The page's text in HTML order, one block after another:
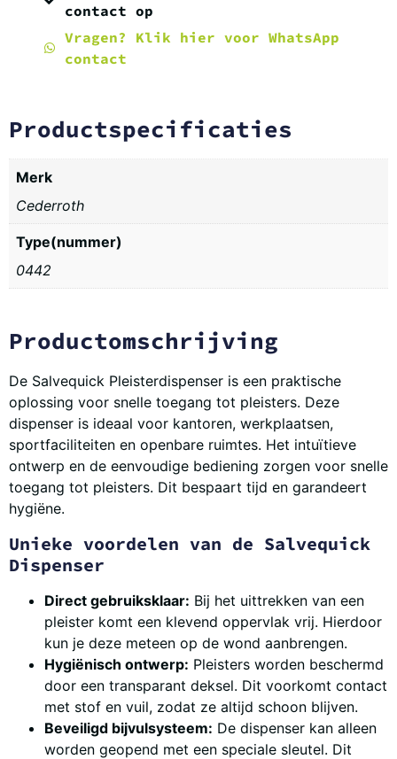
contact op
Vragen? Klik hier voor WhatsApp
contact
Productspecificaties
Merk
Cederroth
Type(nummer)
0442
Productomschrijving
De Salvequick Pleisterdispenser is een praktische
oplossing voor snelle toegang tot pleisters. Deze
dispenser is ideaal voor kantoren, werkplaatsen,
sportfaciliteiten en openbare ruimtes. Het intuïtieve
ontwerp en de eenvoudige bediening zorgen voor snelle
toegang tot pleisters. Dit bespaart tijd en garandeert
hygiëne.
Unieke voordelen van de Salvequick
Dispenser
Direct gebruiksklaar: Bij het uittrekken van een
pleister komt een klevend oppervlak vrij. Hierdoor
kun je deze meteen op de wond aanbrengen.
Hygiënisch ontwerp: Pleisters worden beschermd
door een transparant deksel. Dit voorkomt contact
met stof en vuil, zodat ze altijd schoon blijven.
Beveiligd bijvulsysteem: De dispenser kan alleen
worden geopend met een speciale sleutel. Dit